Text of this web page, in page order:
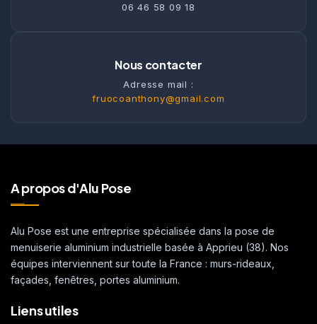
06 46 58 09 18
Nous contacter
Adresse mail :
fruocoanthony@gmail.com
A propos d'Alu Pose
Alu Pose est une entreprise spécialisée dans la pose de
menuiserie aluminium industrielle basée à Apprieu (38). Nos
équipes interviennent sur toute la France : murs-rideaux,
façades, fenêtres, portes aluminium.
Liens utiles